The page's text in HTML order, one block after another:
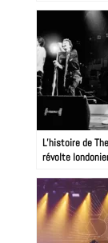
L’histoire de
révolte